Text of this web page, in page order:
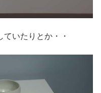
いたりとか・・